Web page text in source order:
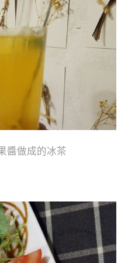
醬做成的冰茶